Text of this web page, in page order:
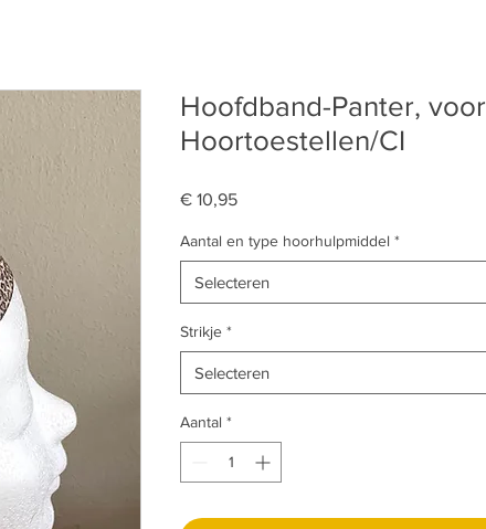
Hoofdband-Panter, voor
Hoortoestellen/CI
€ 10,95Prijs
Aantal en type hoorhulpmiddel *
Selecteren
Strikje *
Selecteren
Aantal *